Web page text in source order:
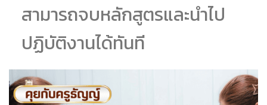
สามารถจบหลักสูตรและนำไป
ปฏิบัติงานได้ทันที